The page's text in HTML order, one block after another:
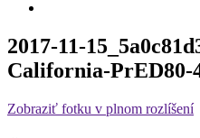
2017-11-
California-PrED80-
Zobraziť fotku v plnom rozlíšení